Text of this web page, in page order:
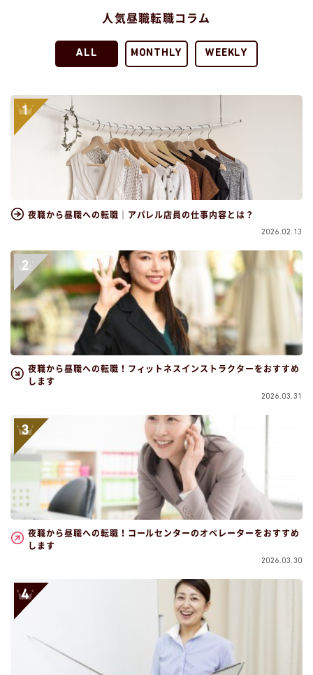
人気昼職転職コラム
ALL MONTHLY WEEKLY
夜職から昼職への転職｜アパレル店員の仕事内容とは？
2026.02.13
夜職から昼職への転職！フィットネスインストラクターをおすすめ
します
2026.03.31
夜職から昼職への転職！コールセンターのオペレーターをおすすめ
します
2026.03.30